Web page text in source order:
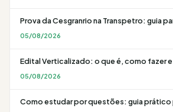
Prova da Cesgranrio na Transpetro: guia
05/08/2026
Edital Verticalizado: o que é, como fazer e
05/08/2026
Como estudar por questões: guia prático